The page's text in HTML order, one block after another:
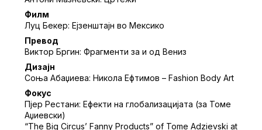
Филм
Луц Бекер: Ејзенштајн во Мексико
Превод
Виктор Бргин: Фрагменти за и од Вениз
Дизајн
Соња Абаџиева: Никола Ефтимов – Fashion Body Art
Фокус
Пјер Рестани: Ефекти на глобализацијата (за Томе
Аџиевски)
“The Big Circus’ Fanny Products” of Tome Adzievski at